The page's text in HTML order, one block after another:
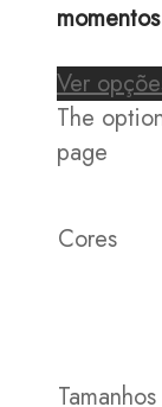
Ver
The
page
Cores
Tamanhos